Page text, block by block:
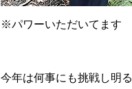
※パワーいただいてます
今年は何事にも挑戦し明